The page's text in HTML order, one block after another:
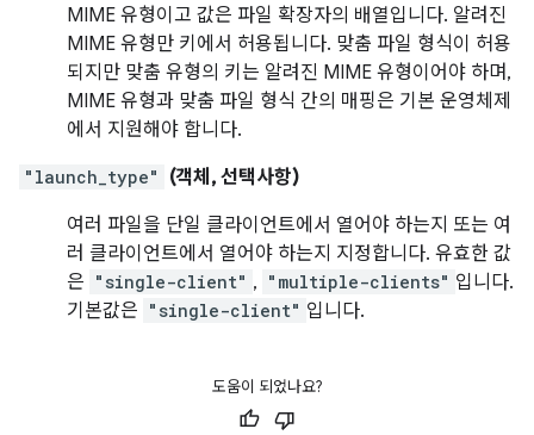
MIME 유형이고 값은 파일 확장자의 배열입니다. 알려진
MIME 유형만 키에서 허용됩니다. 맞춤 파일 형식이 허용
되지만 맞춤 유형의 키는 알려진 MIME 유형이어야 하며,
MIME 유형과 맞춤 파일 형식 간의 매핑은 기본 운영체제
에서 지원해야 합니다.
"launch_type"
(객체, 선택사항)
여러 파일을 단일 클라이언트에서 열어야 하는지 또는 여
러 클라이언트에서 열어야 하는지 지정합니다. 유효한 값
은 "single-client" , "multiple-clients" 입니다.
기본값은 "single-client" 입니다.
도움이 되었나요?